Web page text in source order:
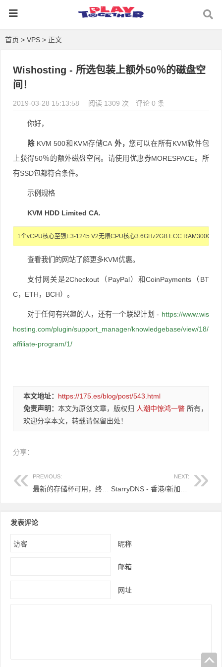
首页 > VPS > 正文
Wishosting - 所选包装上额外50％的磁盘空
间！
2019-03-28 15:13:58 阅读 1309 次 评论 0 条
你好，
除KVM 500和KVM存储CA 外，您可以在所有KVM软件包
上获得50％的额外磁盘空间。 请使用优惠券MORESPACE。 所
有SSD包都符合条件。
示例规格
KVM HDD Limited CA.
1个vCPU核心至强E3-1245 V2无限CPU核心3.6GHz2GB ECC RAM300GB
查看我们的网站了解更多KVM优惠。
支付网关是2Checkout（PayPal）和CoinPayments（BT
C，ETH，BCH）。
对于任何有兴趣的人，还有一个联盟计划 - https://www.wis
hosting.com/plugin/support_manager/knowledgebase/view/18/
affiliate-program/1/
本文地址： https://175.es/blog/post/543.html
免责声明： 本文为原创文章，版权归 人潮中惊鸿一瞥 所有，
欢迎分享本文，转载请保留出处！
分享：
PREVIOUS: NEXT:
发表评论
昵称
邮箱
网址